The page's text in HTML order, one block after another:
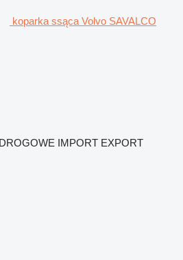
koparka ssąca Volvo SAVALCO
IMPORT EXPORT